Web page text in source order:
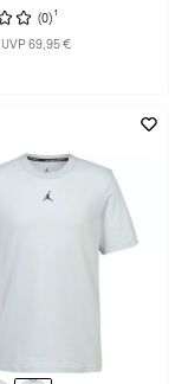
(0) 1
UVP 69,95 €